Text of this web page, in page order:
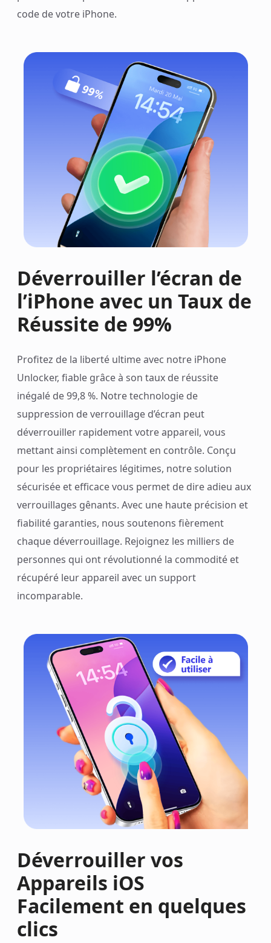
code de votre iPhone.
Déverrouiller l’écran de
l’iPhone avec un Taux de
Réussite de 99%
Profitez de la liberté ultime avec notre iPhone
Unlocker, fiable grâce à son taux de réussite
inégalé de 99,8 %. Notre technologie de
suppression de verrouillage d’écran peut
déverrouiller rapidement votre appareil, vous
mettant ainsi complètement en contrôle. Conçu
pour les propriétaires légitimes, notre solution
sécurisée et efficace vous permet de dire adieu aux
verrouillages gênants. Avec une haute précision et
fiabilité garanties, nous soutenons fièrement
chaque déverrouillage. Rejoignez les milliers de
personnes qui ont révolutionné la commodité et
récupéré leur appareil avec un support
incomparable.
Déverrouiller vos
Appareils iOS
Facilement en quelques
clics